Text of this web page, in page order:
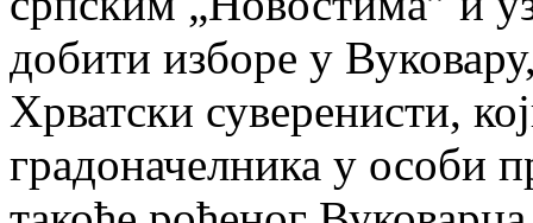
добити изборе у
Хрватски суверенисти,
градоначелника у особи